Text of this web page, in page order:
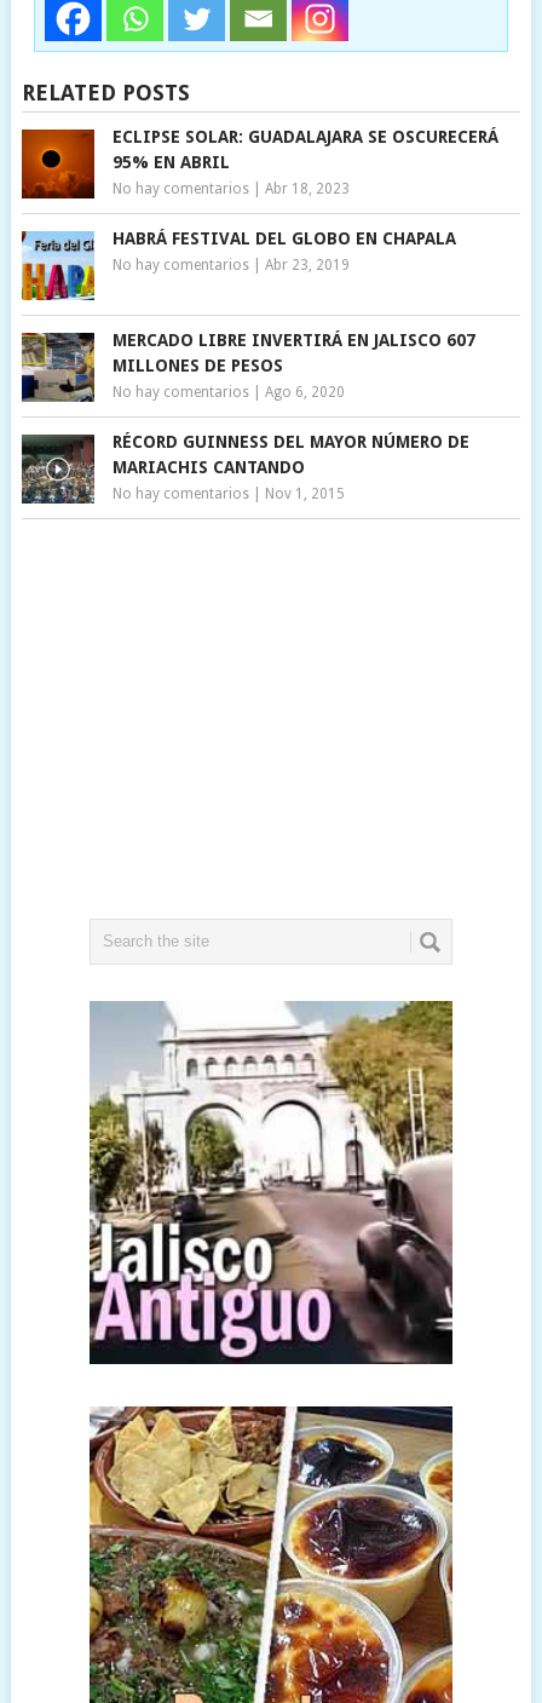
RELATED POSTS
ECLIPSE SOLAR: GUADALAJARA SE OSCURECERÁ
95% EN ABRIL
No hay comentarios| Abr 18, 2023
HABRÁ FESTIVAL DEL GLOBO EN CHAPALA
No hay comentarios| Abr 23, 2019
MERCADO LIBRE INVERTIRÁ EN JALISCO 607
MILLONES DE PESOS
No hay comentarios| Ago 6, 2020
RÉCORD GUINNESS DEL MAYOR NÚMERO DE
MARIACHIS CANTANDO
No hay comentarios| Nov 1, 2015